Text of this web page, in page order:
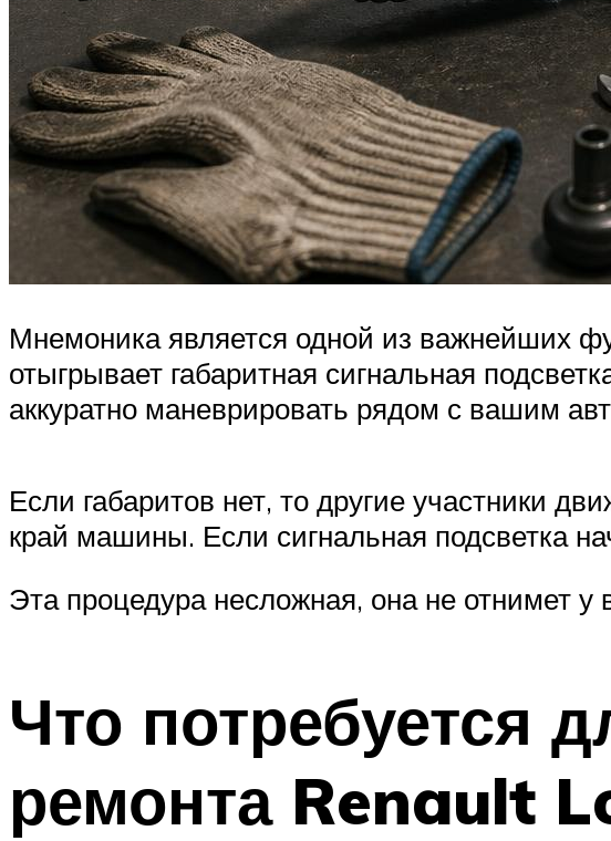
Мнемоника является одной из важнейших
отыгрывает габаритная сигнальная
аккуратно маневрировать рядом с вашим
Если габаритов нет, то другие участники
край машины. Если сигнальная подсветка
Эта процедура несложная, она не отнимет у
Что потребуется
ремонта Renault